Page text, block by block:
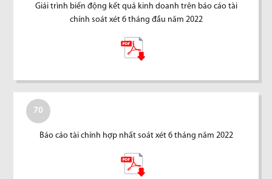
Giải trình biến động kết quả kinh doanh trên báo cáo tài
chính soát xét 6 tháng đầu năm 2022
70
Báo cáo tài chính hợp nhất soát xét 6 tháng năm 2022